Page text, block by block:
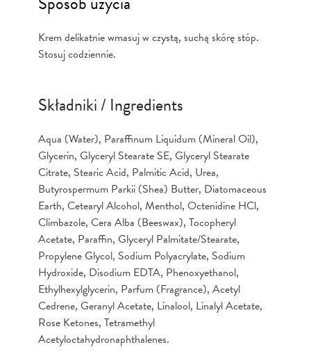
Krem delikatnie wmasuj w czystą, suchą skórę stóp.
Stosuj codziennie.
Składniki / Ingredients
Aqua (Water), Paraffinum Liquidum (Mineral Oil),
Glycerin, Glyceryl Stearate SE, Glyceryl Stearate
Citrate, Stearic Acid, Palmitic Acid, Urea,
Butyrospermum Parkii (Shea) Butter, Diatomaceous
Earth, Cetearyl Alcohol, Menthol, Octenidine HCl,
Climbazole, Cera Alba (Beeswax), Tocopheryl
Acetate, Paraffin, Glyceryl Palmitate/Stearate,
Propylene Glycol, Sodium Polyacrylate, Sodium
Hydroxide, Disodium EDTA, Phenoxyethanol,
Ethylhexylglycerin, Parfum (Fragrance), Acetyl
Cedrene, Geranyl Acetate, Linalool, Linalyl Acetate,
Rose Ketones, Tetramethyl
Acetyloctahydronaphthalenes.